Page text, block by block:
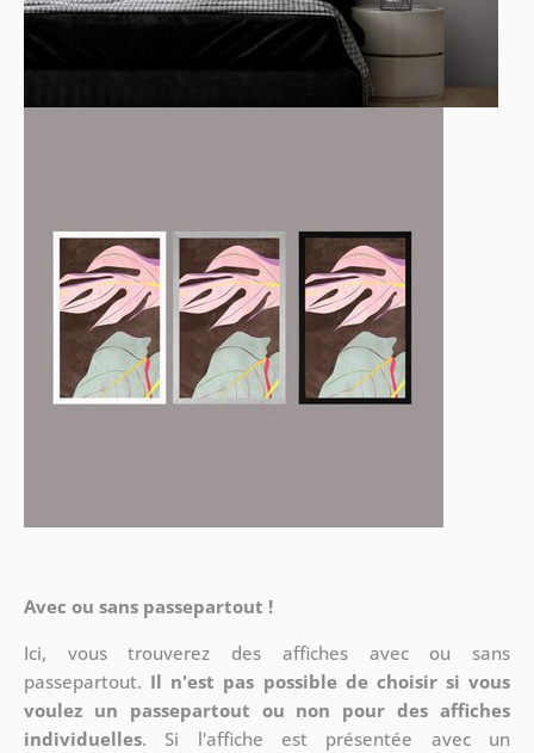
Avec ou sans passepartout !
Ici, vous trouverez des affiches avec ou sans
passepartout. Il n'est pas possible de choisir si vous
voulez un passepartout ou non pour des affiches
individuelles. Si l'affiche est présentée avec un